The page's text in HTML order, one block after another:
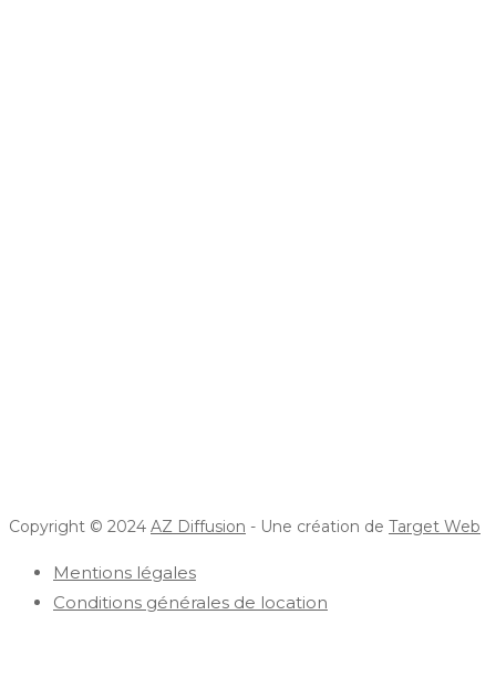
Copyright © 2024 AZ Diffusion - Une création de Target Web
Mentions légales
Conditions générales de location